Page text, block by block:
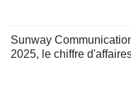
Sunway
2025, le chiffre